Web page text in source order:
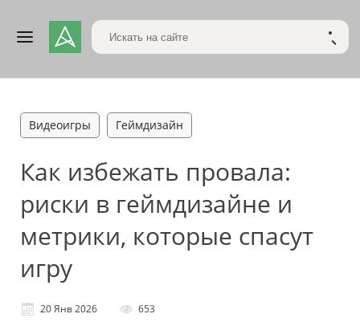
Поиск по сайту
Видеоигры Геймдизайн
Как избежать провала:
риски в геймдизайне и
метрики, которые спасут
игру
20 Янв 2026 653